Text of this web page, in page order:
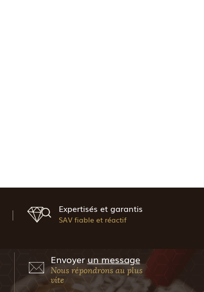
Expertisés et garantis
SAV fiable et réactif
Envoyer un message
Nous répondrons au plus
vite